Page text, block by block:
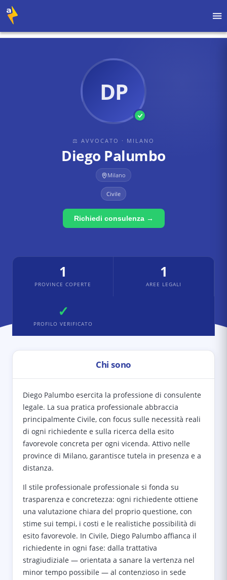
DP
⚖ AVVOCATO · MILANO
Diego Palumbo
Milano
Civile
Richiedi consulenza →
1
PROVINCE COPERTE
1
AREE LEGALI
✓
PROFILO VERIFICATO
Chi sono
Diego Palumbo esercita la professione di consulente
legale. La sua pratica professionale abbraccia
principalmente Civile, con focus sulle necessità reali
di ogni richiedente e sulla ricerca della esito
favorevole concreta per ogni vicenda. Attivo nelle
province di Milano, garantisce tutela in presenza e a
distanza.
Il stile professionale professionale si fonda su
trasparenza e concretezza: ogni richiedente ottiene
una valutazione chiara del proprio questione, con
stime sui tempi, i costi e le realistiche possibilità di
esito favorevole. In Civile, Diego Palumbo affianca il
richiedente in ogni fase: dalla trattativa
stragiudiziale — orientata a sanare la vertenza nel
minor tempo possibile — al contenzioso in sede